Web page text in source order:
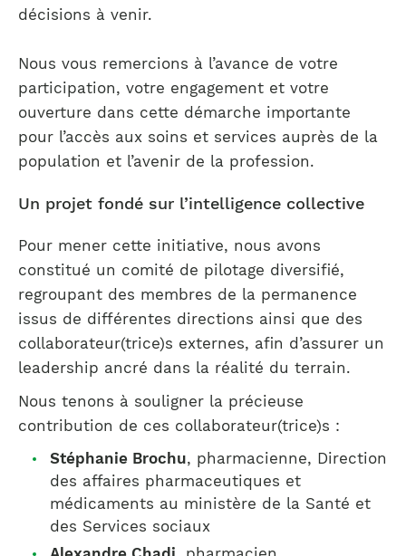
décisions à venir.
Nous vous remercions à l’avance de votre
participation, votre engagement et votre
ouverture dans cette démarche importante
pour l’accès aux soins et services auprès de la
population et l’avenir de la profession.
Un projet fondé sur l’intelligence collective
Pour mener cette initiative, nous avons
constitué un comité de pilotage diversifié,
regroupant des membres de la permanence
issus de différentes directions ainsi que des
collaborateur(trice)s externes, afin d’assurer un
leadership ancré dans la réalité du terrain.
Nous tenons à souligner la précieuse
contribution de ces collaborateur(trice)s :
Stéphanie Brochu, pharmacienne, Direction
des affaires pharmaceutiques et
médicaments au ministère de la Santé et
des Services sociaux